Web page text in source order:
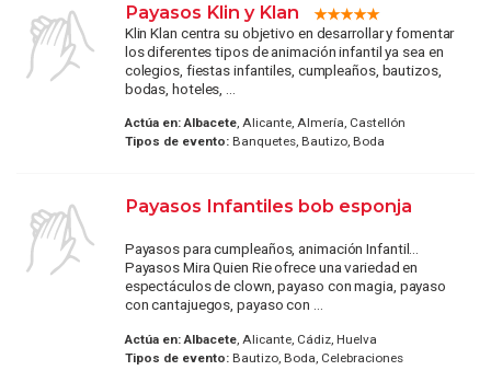
Payasos Klin y Klan
Klin Klan centra su objetivo en desarrollar y fomentar
los diferentes tipos de animación infantil ya sea en
colegios, fiestas infantiles, cumpleaños, bautizos,
bodas, hoteles, ...
Actúa en: Albacete, Alicante, Almería, Castellón
Tipos de evento:Banquetes, Bautizo, Boda
Payasos Infantiles bob esponja
Payasos para cumpleaños, animación Infantil...
Payasos Mira Quien Rie ofrece una variedad en
espectáculos de clown, payaso con magia, payaso
con cantajuegos, payaso con ...
Actúa en: Albacete, Alicante, Cádiz, Huelva
Tipos de evento:Bautizo, Boda, Celebraciones